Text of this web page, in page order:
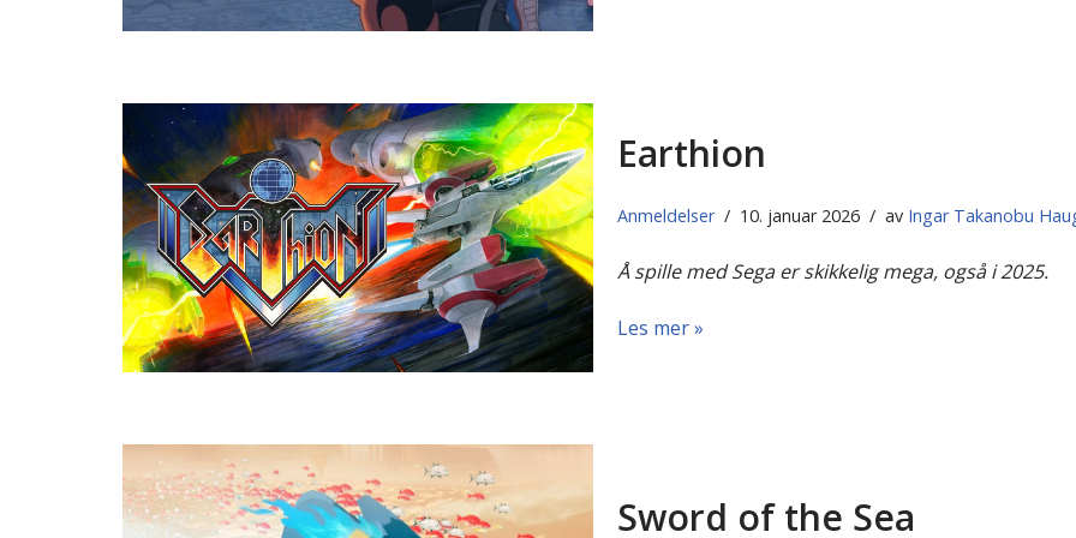
Earthion
Anmeldelser 10. januar 2026 av Ingar Takanobu
Å spille med Sega er skikkelig mega, også i 2025.
Les mer »
Sword of the Sea